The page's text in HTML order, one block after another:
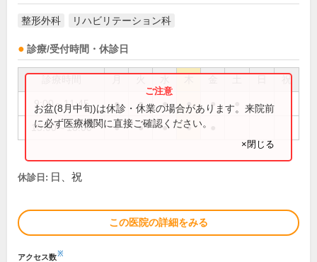
整形外科 リハビリテーション科
診療/受付時間・休診日
祝
9:00～11:45 ● ● ● ● ●
15:00～18:00 ● ● ● ●
お盆(8月中旬)は休診・休業の場合があります。来院前
に必ず医療機関に直接ご確認ください。
×閉じる
休診日: 日、祝
この医院の詳細をみる
アクセス数※